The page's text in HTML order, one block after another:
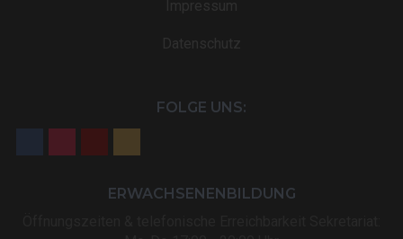
FOLGE UNS:
ERWACHSENENBILDUNG